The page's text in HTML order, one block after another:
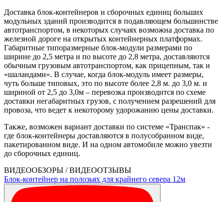
Доставка блок-контейнеров и сборочных единиц больших
модульных зданий производится в подавляющем большинстве
автотранспортом, в некоторых случаях возможна доставка по
железной дороге на открытых контейнерных платформах.
Габаритные типоразмерные блок-модули размерами по
ширине до 2,5 метра и по высоте до 2,8 метра, доставляются
обычным грузовым автотранспортом, как прицепным, так и
«шаландами». В случае, когда блок-модуль имеет размеры,
чуть больше типовых, это по высоте более 2,8 м. до 3,0 м. и
шириной от 2,5 до 3,0м – перевозка производится по схеме
доставки негабаритных грузов, с получением разрешений для
провоза, что ведет к некоторому удорожанию цены доставки.
Также, возможен вариант доставки по системе «Транспак» -
где блок-контейнеры доставляются в полусобранном виде,
пакетированном виде. И на одном автомобиле можно увезти
до сборочных единиц.
ВИДЕООБЗОРЫ / ВИДЕООТЗЫВЫ
Блок-контейнер на полозьях для крайнего севера 12м